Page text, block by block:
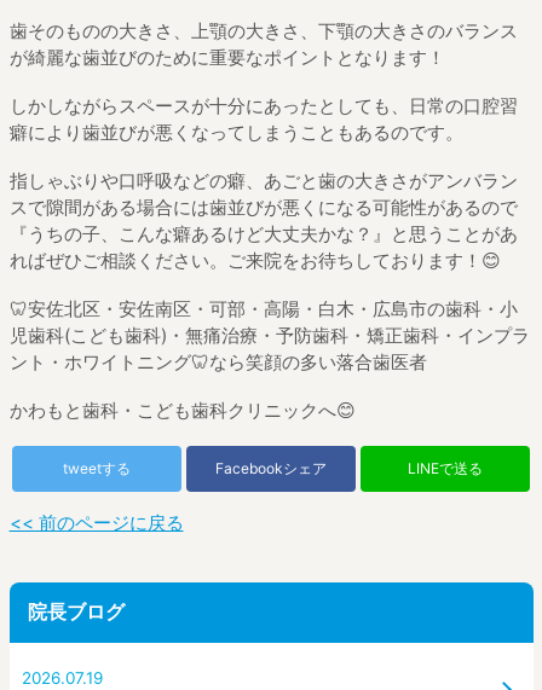
歯そのものの大きさ、上顎の大きさ、下顎の大きさのバランス
が綺麗な歯並びのために重要なポイントとなります！
しかしながらスペースが十分にあったとしても、日常の口腔習
癖により歯並びが悪くなってしまうこともあるのです。
指しゃぶりや口呼吸などの癖、あごと歯の大きさがアンバラン
スで隙間がある場合には歯並びが悪くになる可能性があるので
『うちの子、こんな癖あるけど大丈夫かな？』と思うことがあ
ればぜひご相談ください。ご来院をお待ちしております ！ 😊
🦷安佐北区・安佐南区・可部・高陽・白木・広島市の歯科・小
児歯科(こども歯科) ・無痛治療・予防歯科・矯正歯科・インプラ
ント・ホワイトニング🦷なら笑顔の多い落合歯医者
かわもと歯科・こども歯科クリニックへ😊
tweetする Facebookシェア LINEで送る
<< 前のページに戻る
院長ブログ
2026.07.19